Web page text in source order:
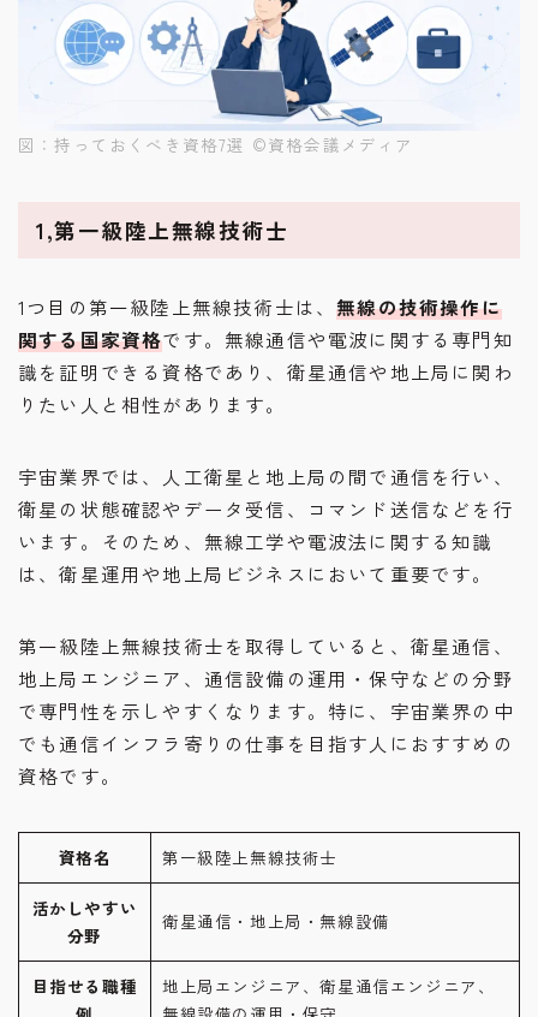
図：持っておくべき資格7選 ©︎資格会議メディア
1,第一級陸上無線技術士
1つ目の第一級陸上無線技術士は、無線の技術操作に
関する国家資格です。無線通信や電波に関する専門知
識を証明できる資格であり、衛星通信や地上局に関わ
りたい人と相性があります。
宇宙業界では、人工衛星と地上局の間で通信を行い、
衛星の状態確認やデータ受信、コマンド送信などを行
います。そのため、無線工学や電波法に関する知識
は、衛星運用や地上局ビジネスにおいて重要です。
第一級陸上無線技術士を取得していると、衛星通信、
地上局エンジニア、通信設備の運用・保守などの分野
で専門性を示しやすくなります。特に、宇宙業界の中
でも通信インフラ寄りの仕事を目指す人におすすめの
資格です。
資格名 第一級陸上無線技術士
活かしやすい
分野
衛星通信・地上局・無線設備
目指せる職種
地上局エンジニア、衛星通信エンジニア、